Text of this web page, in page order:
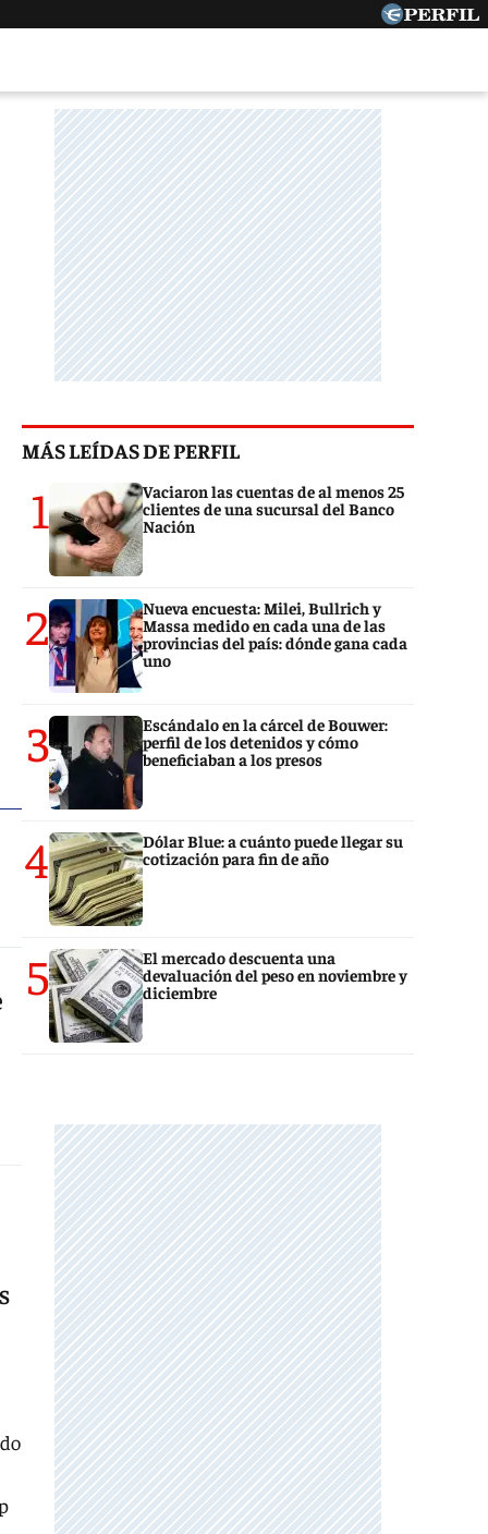
MÁS LEÍDAS DE PERFIL
1
Vaciaron las cuentas de al menos 25
clientes de una sucursal del Banco
Nación
2
Nueva encuesta: Milei, Bullrich y
Massa medido en cada una de las
provincias del país: dónde gana cada
uno
3
Escándalo en la cárcel de Bouwer:
perfil de los detenidos y cómo
beneficiaban a los presos
4
Dólar Blue: a cuánto puede llegar su
cotización para fin de año
5
El mercado descuenta una
devaluación del peso en noviembre y
diciembre